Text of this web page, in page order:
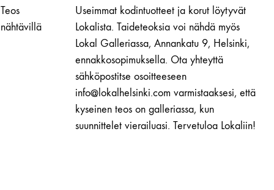
Teos
nähtävillä
Useimmat kodintuotteet ja korut löytyvät
Lokalista. Taideteoksia voi nähdä myös
Lokal Galleriassa, Annankatu 9, Helsinki,
ennakkosopimuksella. Ota yhteyttä
sähköpostitse osoitteeseen
info@lokalhelsinki.com varmistaaksesi, että
kyseinen teos on galleriassa, kun
suunnittelet vierailuasi. Tervetuloa Lokaliin!